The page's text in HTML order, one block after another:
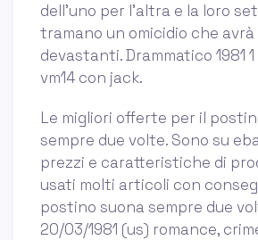
dell'uno per l'altra e la loro
tramano un omicidio che
devastanti. Drammatico 1981
vm14 con jack.
Le migliori offerte per il
sempre due volte. Sono su
prezzi e caratteristiche di
usati molti articoli con
postino suona sempre due
20/03/1981 (us) romance,